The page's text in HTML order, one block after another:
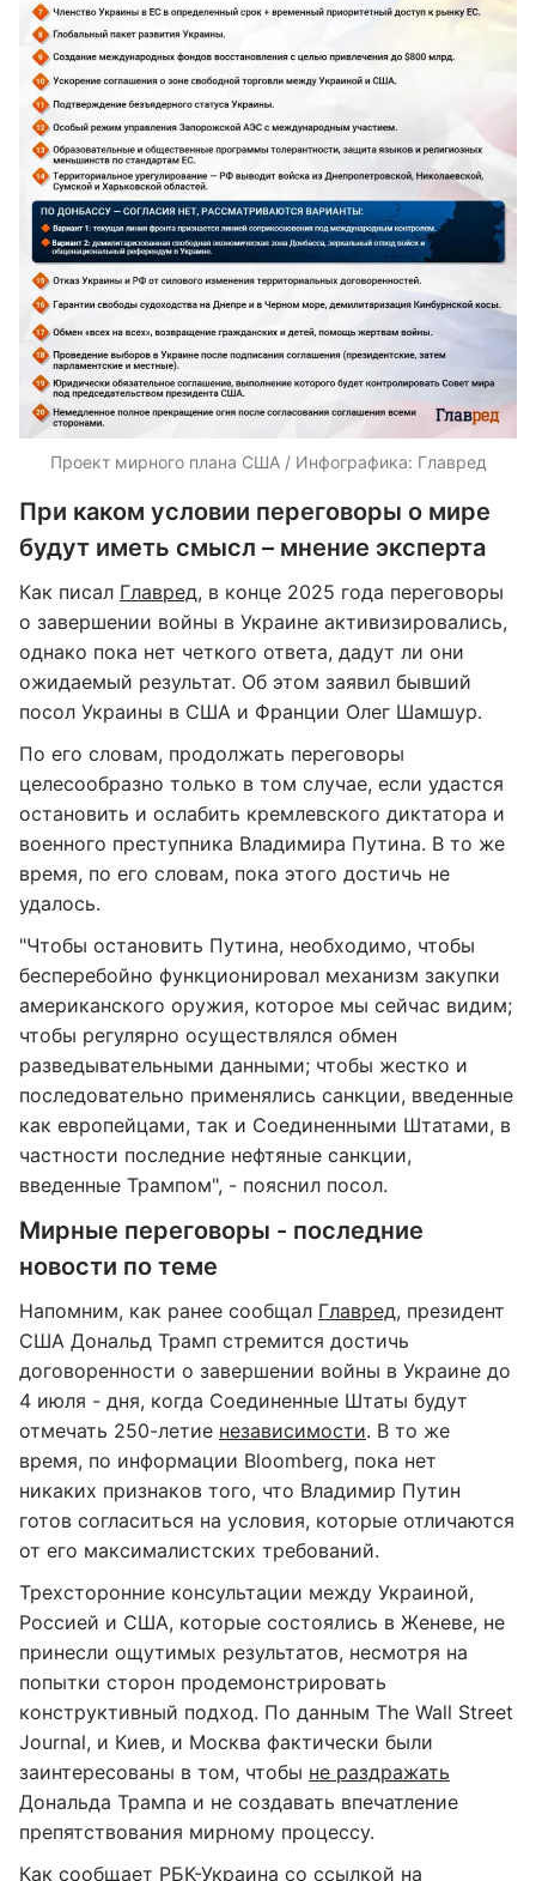
Проект мирного плана США / Инфографика: Главред
При каком условии переговоры о мире
будут иметь смысл – мнение эксперта
Как писал Главред, в конце 2025 года переговоры
о завершении войны в Украине активизировались,
однако пока нет четкого ответа, дадут ли они
ожидаемый результат. Об этом заявил бывший
посол Украины в США и Франции Олег Шамшур.
По его словам, продолжать переговоры
целесообразно только в том случае, если удастся
остановить и ослабить кремлевского диктатора и
военного преступника Владимира Путина. В то же
время, по его словам, пока этого достичь не
удалось.
"Чтобы остановить Путина, необходимо, чтобы
бесперебойно функционировал механизм закупки
американского оружия, которое мы сейчас видим;
чтобы регулярно осуществлялся обмен
разведывательными данными; чтобы жестко и
последовательно применялись санкции, введенные
как европейцами, так и Соединенными Штатами, в
частности последние нефтяные санкции,
введенные Трампом", - пояснил посол.
Мирные переговоры - последние
новости по теме
Напомним, как ранее сообщал Главред, президент
США Дональд Трамп стремится достичь
договоренности о завершении войны в Украине до
4 июля - дня, когда Соединенные Штаты будут
отмечать 250-летие независимости. В то же
время, по информации Bloomberg, пока нет
никаких признаков того, что Владимир Путин
готов согласиться на условия, которые отличаются
от его максималистских требований.
Трехсторонние консультации между Украиной,
Россией и США, которые состоялись в Женеве, не
принесли ощутимых результатов, несмотря на
попытки сторон продемонстрировать
конструктивный подход. По данным The Wall Street
Journal, и Киев, и Москва фактически были
заинтересованы в том, чтобы не раздражать
Дональда Трампа и не создавать впечатление
препятствования мирному процессу.
Как сообщает РБК-Украина со ссылкой на